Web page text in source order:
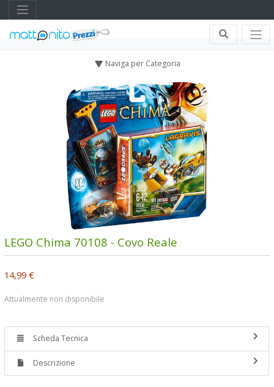
Naviga per Categoria
LEGO Chima 70108 - Covo Reale
14,99 €
Attualmente non disponibile
Scheda Tecnica
Descrizione